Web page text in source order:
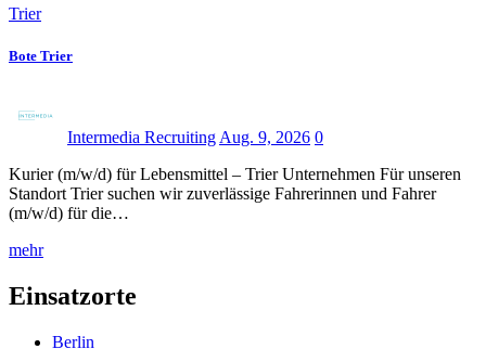
Trier
Bote Trier
Intermedia Recruiting Aug. 9, 2026 0
Kurier (m/w/d) für Lebensmittel – Trier Unternehmen Für unseren
Standort Trier suchen wir zuverlässige Fahrerinnen und Fahrer
(m/w/d) für die…
mehr
Einsatzorte
Berlin